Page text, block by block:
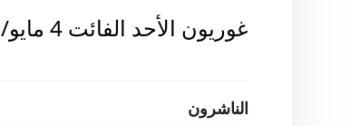
غوريون الأحد الفائت 4 مايو/أيار الجاري.
الناشرون